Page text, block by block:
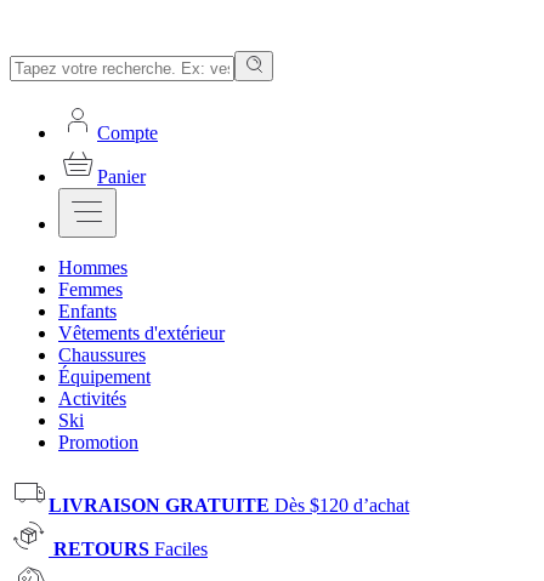
Compte
Panier
Hommes
Femmes
Enfants
Vêtements d'extérieur
Chaussures
Équipement
Activités
Ski
Promotion
LIVRAISON GRATUITE Dès $120 d’achat
RETOURS Faciles